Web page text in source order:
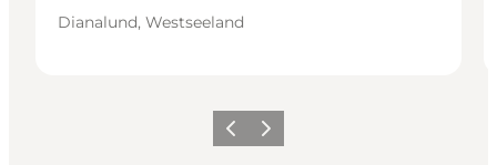
Dianalund, Westseeland
ZurückWeiter